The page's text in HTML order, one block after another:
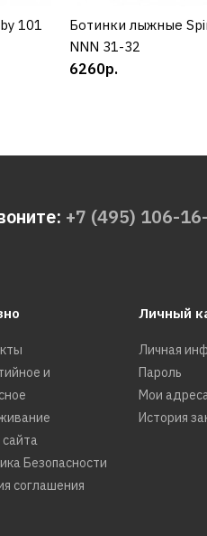
101
КУПИТЬ
Ботинки лыжные
NNN 31-32
6260р.
+7 (495) 106-
и
Безопасности
соглашения
Личный
Личная
Пароль
Мои
История